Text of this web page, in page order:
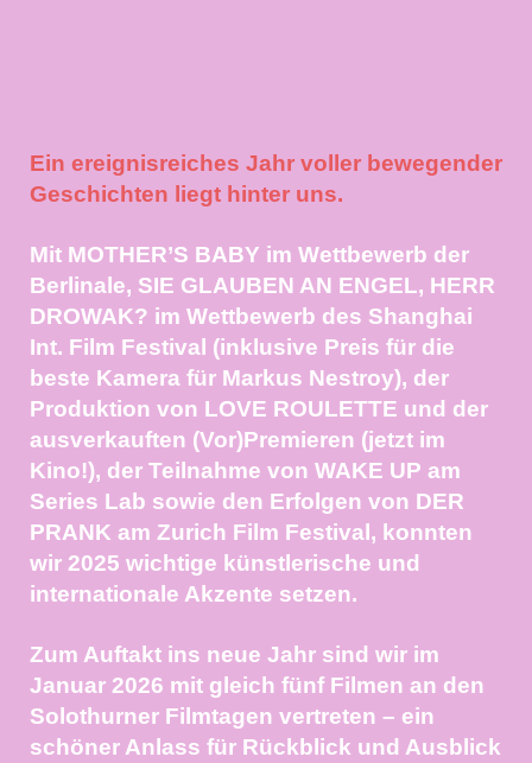
Ein ereignisreiches Jahr voller bewegender
Geschichten liegt hinter uns.
Mit MOTHER’S BABY im Wettbewerb der
Berlinale, SIE GLAUBEN AN ENGEL, HERR
DROWAK? im Wettbewerb des Shanghai
Int. Film Festival (inklusive Preis für die
beste Kamera für Markus Nestroy), der
Produktion von LOVE ROULETTE und der
ausverkauften (Vor)Premieren (jetzt im
Kino!), der Teilnahme von WAKE UP am
Series Lab sowie den Erfolgen von DER
PRANK am Zurich Film Festival, konnten
wir 2025 wichtige künstlerische und
internationale Akzente setzen.
Zum Auftakt ins neue Jahr sind wir im
Januar 2026 mit gleich fünf Filmen an den
Solothurner Filmtagen vertreten – ein
schöner Anlass für Rückblick und Ausblick